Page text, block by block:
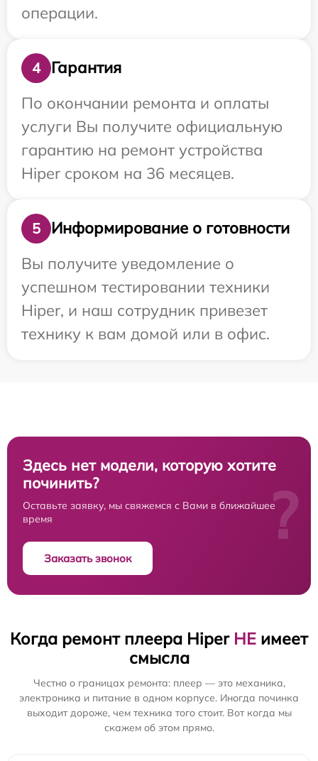
операции.
4
Гарантия
По окончании ремонта и оплаты
услуги Вы получите официальную
гарантию на ремонт устройства
Hiper сроком на 36 месяцев.
5
Информирование о готовности
Вы получите уведомление о
успешном тестировании техники
Hiper, и наш сотрудник привезет
технику к вам домой или в офис.
Здесь нет модели, которую хотите
починить?
Оставьте заявку, мы свяжемся с Вами в ближайшее
время
Заказать звонок
?
Когда ремонт плеера Hiper НЕ имеет
смысла
Честно о границах ремонта: плеер — это механика,
электроника и питание в одном корпусе. Иногда починка
выходит дороже, чем техника того стоит. Вот когда мы
скажем об этом прямо.